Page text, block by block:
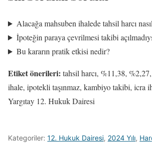
Alacağa mahsuben ihalede tahsil harcı
İpoteğin paraya çevrilmesi takibi
Bu kararın pratik etkisi nedir?
Etiket önerileri: tahsil harcı, %11,38,
ihale, ipotekli taşınmaz, kambiyo takibi, icra
Yargıtay 12. Hukuk Dairesi
Kategoriler: 12. Hukuk Dairesi, 2024 Yılı,